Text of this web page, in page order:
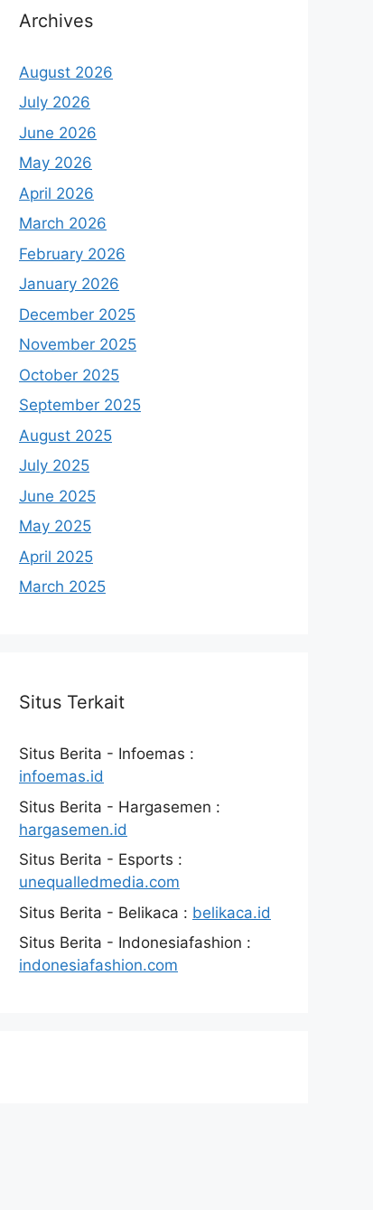
Archives
August 2026
July 2026
June 2026
May 2026
April 2026
March 2026
February 2026
January 2026
December 2025
November 2025
October 2025
September 2025
August 2025
July 2025
June 2025
May 2025
April 2025
March 2025
Situs Terkait
Situs Berita - Infoemas :
infoemas.id
Situs Berita - Hargasemen :
hargasemen.id
Situs Berita - Esports :
unequalledmedia.com
Situs Berita - Belikaca : belikaca.id
Situs Berita - Indonesiafashion :
indonesiafashion.com